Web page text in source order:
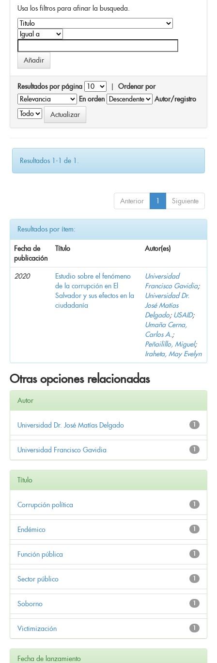
Usa los filtros para afinar la busqueda.
Resultados por página | Ordenar por
En orden
Autor/registro
Resultados 1-1 de 1.
Anterior 1 Siguiente
Resultados por ítem:
Fecha de
publicación
Título Autor(es)
2020
Estudio sobre el fenómeno
de la corrupción en El
Salvador y sus efectos en la
ciudadanía
Universidad
Francisco Gavidia;
Universidad Dr.
José Matías
Delgado; USAID;
Umaña Cerna,
Carlos A.;
Peñailillo, Miguel;
Iraheta, May Evelyn
Otras opciones relacionadas
Autor
1
Universidad Dr. José Matías Delgado
1
Universidad Francisco Gavidia
Título
1
Corrupción política
1
Endémico
1
Función pública
1
Sector público
1
Soborno
1
Victimización
Fecha de lanzamiento